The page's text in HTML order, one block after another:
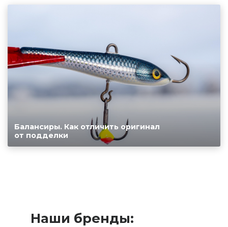
Балансиры. Как отличить оригинал
от подделки
Наши бренды: